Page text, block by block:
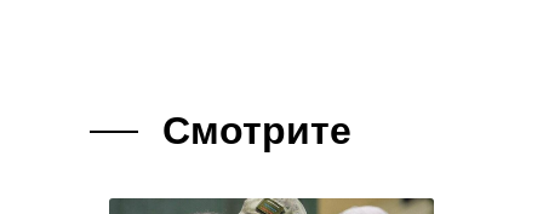
Смотрите
так же